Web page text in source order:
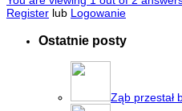
Register lub Logowanie
Ostatnie posty
Ząb przestał